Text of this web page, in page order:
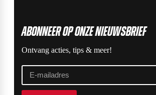
ABonneer op onze nieuwsbrief
Ontvang acties, tips & meer!